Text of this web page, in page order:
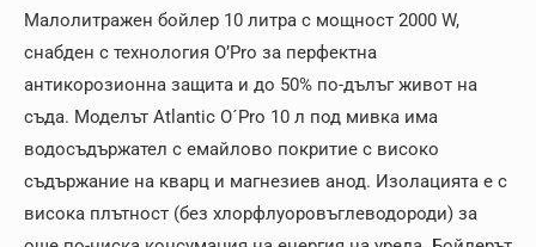
Малолитражен бойлер 10 литра с мощност 2000 W,
снабден с технология O’Pro за перфектна
антикорозионна защита и до 50% по-дълъг живот на
съда. Моделът Atlantic O´Pro 10 л под мивка има
водосъдържател с емайлово покритие с високо
съдържание на кварц и магнезиев анод. Изолацията е с
висока плътност (без хлорфлуоровъглеводороди) за